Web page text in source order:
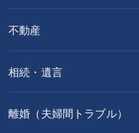
不動産
相続・遺言
離婚（夫婦間トラブル）